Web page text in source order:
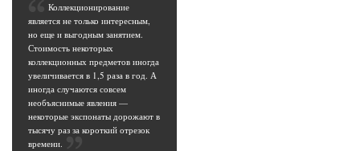
Коллекционирование
является не только интересным,
но еще и выгодным занятием.
Стоимость некоторых
коллекционных предметов иногда
увеличивается в 1,5 раза в год. А
иногда случаются совсем
необъяснимые явления —
некоторые экспонаты дорожают в
тысячу раз за короткий отрезок
времени.